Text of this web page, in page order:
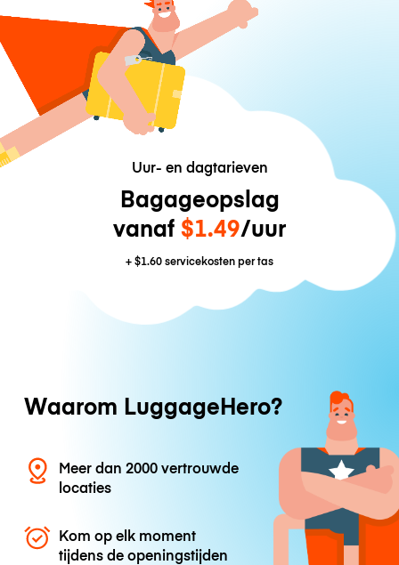
Uur- en dagtarieven
Bagageopslag
vanaf $1.49/uur
+$1.60servicekosten per tas
Waarom LuggageHero?
Meer dan 2000 vertrouwde
locaties
Kom op elk moment
tijdens de openingstijden